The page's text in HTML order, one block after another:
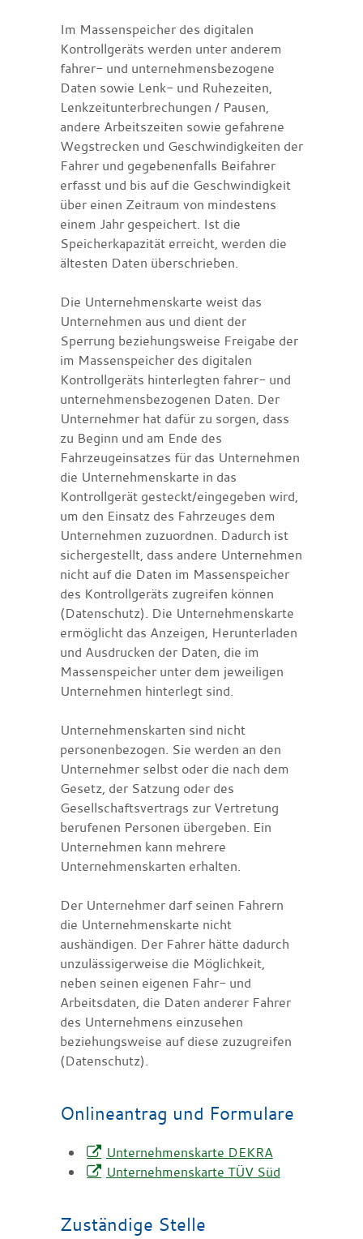
Im Massenspeicher des digitalen
Kontrollgeräts werden unter anderem
fahrer- und unternehmensbezogene
Daten sowie Lenk- und Ruhezeiten,
Lenkzeitunterbrechungen / Pausen,
andere Arbeitszeiten sowie gefahrene
Wegstrecken und Geschwindigkeiten der
Fahrer und gegebenenfalls Beifahrer
erfasst und bis auf die Geschwindigkeit
über einen Zeitraum von mindestens
einem Jahr gespeichert. Ist die
Speicherkapazität erreicht, werden die
ältesten Daten überschrieben.
Die Unternehmenskarte weist das
Unternehmen aus und dient der
Sperrung beziehungsweise Freigabe der
im Massenspeicher des digitalen
Kontrollgeräts hinterlegten fahrer- und
unternehmensbezogenen Daten. Der
Unternehmer hat dafür zu sorgen, dass
zu Beginn und am Ende des
Fahrzeugeinsatzes für das Unternehmen
die Unternehmenskarte in das
Kontrollgerät gesteckt/eingegeben wird,
um den Einsatz des Fahrzeuges dem
Unternehmen zuzuordnen. Dadurch ist
sichergestellt, dass andere Unternehmen
nicht auf die Daten im Massenspeicher
des Kontrollgeräts zugreifen können
(Datenschutz). Die Unternehmenskarte
ermöglicht das Anzeigen, Herunterladen
und Ausdrucken der Daten, die im
Massenspeicher unter dem jeweiligen
Unternehmen hinterlegt sind.
Unternehmenskarten sind nicht
personenbezogen. Sie werden an den
Unternehmer selbst oder die nach dem
Gesetz, der Satzung oder des
Gesellschaftsvertrags zur Vertretung
berufenen Personen übergeben. Ein
Unternehmen kann mehrere
Unternehmenskarten erhalten.
Der Unternehmer darf seinen Fahrern
die Unternehmenskarte nicht
aushändigen. Der Fahrer hätte dadurch
unzulässigerweise die Möglichkeit,
neben seinen eigenen Fahr- und
Arbeitsdaten, die Daten anderer Fahrer
des Unternehmens einzusehen
beziehungsweise auf diese zuzugreifen
(Datenschutz).
Onlineantrag und Formulare
Unternehmenskarte DEKRA
Unternehmenskarte TÜV Süd
Zuständige Stelle